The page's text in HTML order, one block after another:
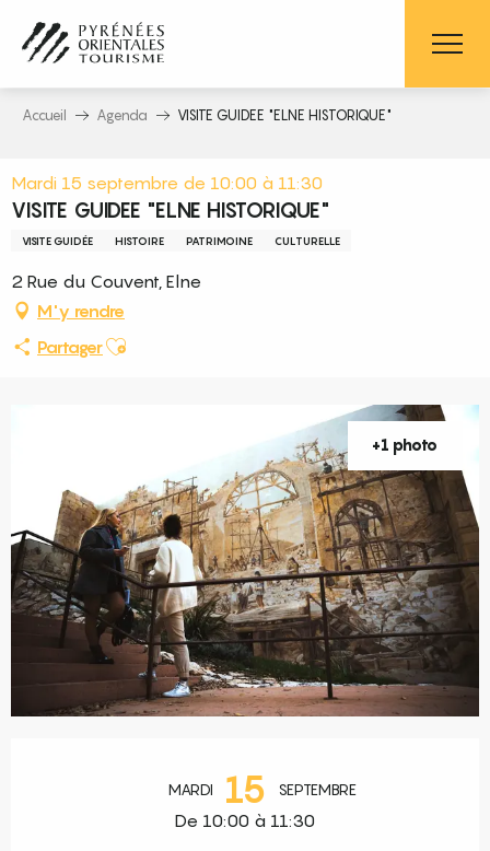
contenu
principal
Accueil Agenda VISITE GUIDEE "ELNE HISTORIQUE"
Mardi 15 septembre de 10:00 à 11:30
VISITE GUIDEE "ELNE HISTORIQUE"
VISITE GUIDÉE HISTOIRE PATRIMOINE CULTURELLE
2 Rue du Couvent, Elne
M'y rendre
PartagerAjouter aux favoris
+1 photo
MARDI 15 SEPTEMBRE
De 10:00 à 11:30